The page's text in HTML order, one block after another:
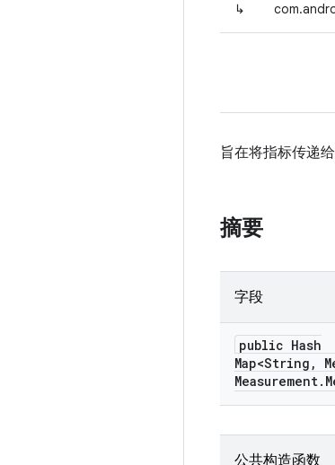
↳
旨在将指标传递
摘要
字段
public Hash
Map<String ,
Measurement.
公共构造函数